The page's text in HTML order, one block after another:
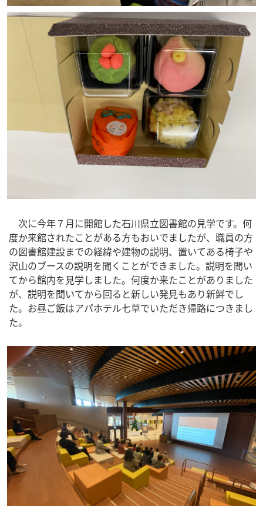
次に今年７月に開館した石川県立図書館の見学です。何
度か来館されたことがある方もおいでましたが、職員の方
の図書館建設までの経緯や建物の説明、置いてある椅子や
沢山のブースの説明を聞くことができました。説明を聞い
てから館内を見学しました。何度か来たことがありました
が、説明を聞いてから回ると新しい発見もあり新鮮でし
た。お昼ご飯はアパホテル七草でいただき帰路につきまし
た。